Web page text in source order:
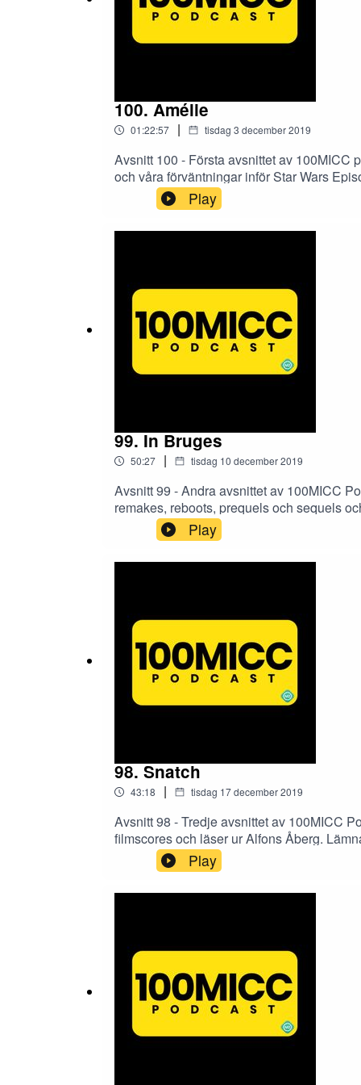
100. Amélie
01:22:57 | tisdag 3 december 2019
Avsnitt 100 - Första avsnittet av 100MICC
och våra förväntningar inför Star Wars
Viktor - (20:35)Star Wars Ep 9 -
Play
99. In Bruges
50:27 | tisdag 10 december 2019
Avsnitt 99 - Andra avsnittet av 100MICC
remakes, reboots, prequels och sequels
Play
98. Snatch
43:18 | tisdag 17 december 2019
Avsnitt 98 - Tredje avsnittet av 100MICC
filmscores och läser ur Alfons Åberg.
MICC | Twitter: @100Micc | Instagram:
Play